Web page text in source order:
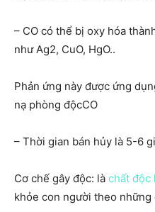
– CO có thể bị oxy hóa
như Ag2, CuO, HgO..
Phản ứng này được ứng
nạ phòng độcCO
– Thời gian bán hủy là 5-6
Cơ chế gây độc: là chất độc
khỏe con người theo những